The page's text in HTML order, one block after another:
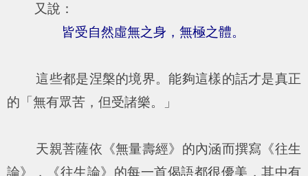
又說：
皆受自然虛無之身，無極之體。
這些都是涅槃的境界。能夠這樣的話才是真正
的「無有眾苦，但受諸樂。」
天親菩薩依《無量壽經》的內涵而撰寫《往生
論》，《往生論》的每一首偈語都很優美，其中有